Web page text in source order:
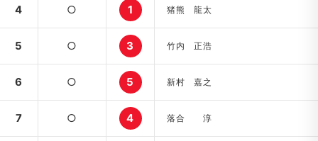
4 ○ 1 猪熊 龍太
5 ○ 3 竹内 正浩
6 ○ 5 新村 嘉之
7 ○ 4 落合 淳